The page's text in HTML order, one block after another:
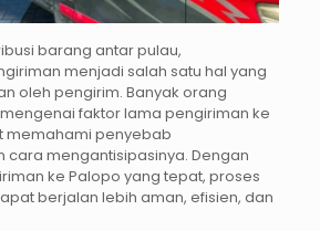
barang antar pulau,
menjadi salah satu hal yang
oleh pengirim. Banyak orang
faktor lama pengiriman ke
memahami penyebab
cara mengantisipasinya. Dengan
ke Palopo yang tepat, proses
berjalan lebih aman, efisien, dan